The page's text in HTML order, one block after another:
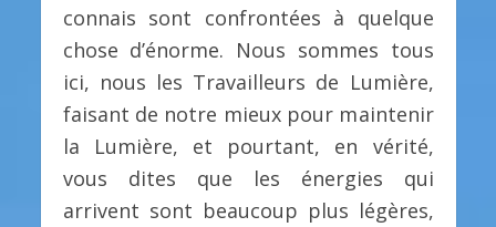
connais sont confrontées à quelque
chose d’énorme. Nous sommes tous
ici, nous les Travailleurs de Lumière,
faisant de notre mieux pour maintenir
la Lumière, et pourtant, en vérité,
vous dites que les énergies qui
arrivent sont beaucoup plus légères,